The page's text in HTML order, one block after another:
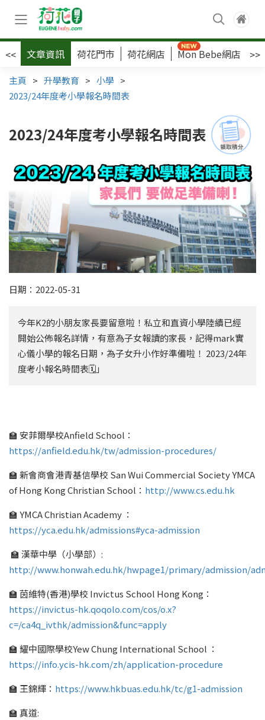
<< 文章資訊 荷花門市 荷花網店 Mon Bebe網店 >>
主頁 > 升學教育 > 小學 >
2023/24年度考小學報名時間表
2023/24年度考小學報名時間表
日期：2022-05-31
今年K2的小朋友家長要留意啦！私立和直資小學陸續已經
開始公佈報名詳情，有意為子女報讀的家長，記得mark實
心儀小學的報名日期，為子女升小作好準備啦！ 2023/24年
度考小報名時間表🗓」
🏫 安菲爾學校Anfield School：
https://anfield.edu.hk/tw/admission-procedures/
🏫 新會商會港青基信學校 San Wui Commercial Society YMCA
of Hong Kong Christian School： http://www.cs.edu.hk
🏫 YMCA Christian Academy ：
https://yca.edu.hk/admissions#yca-admission
🏫 漢華中學（小學部）:
http://www.honwah.edu.hk/hwpage1/primary/admission/
🏫 茵維特(香港)學校 Invictus School Hong Kong：
https://invictus-hk.qoqolo.com/cos/o.x?
c=/ca4q_ivthk/admission&func=apply
🏫 耀中國際學校Yew Chung International School ：
https://info.ycis-hk.com/zh/application-procedure
🏫 王錦輝： https://www.hkbuas.edu.hk/tc/g1-admission
🏫 真道: